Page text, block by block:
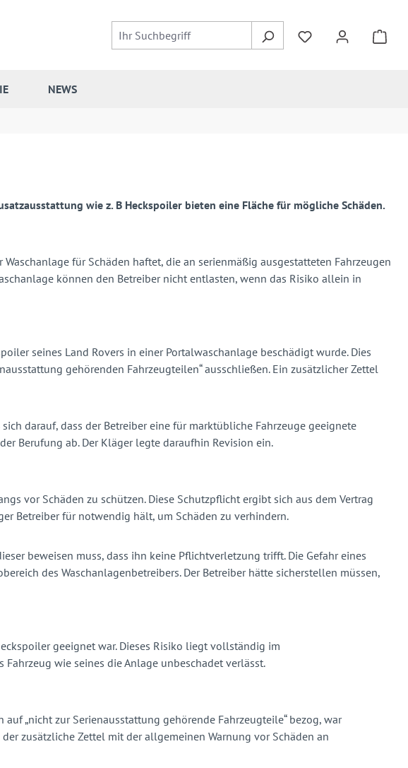
NEWS
wie z. B Heckspoiler bieten eine Fläche für mögliche Schäden.
für Schäden haftet, die an serienmäßig ausgestatteten Fahrzeugen
können den Betreiber nicht entlasten, wenn das Risiko allein in
seines Land Rovers in einer Portalwaschanlage beschädigt wurde. Dies
gehörenden Fahrzeugteilen“ ausschließen. Ein zusätzlicher Zettel
darauf, dass der Betreiber eine für marktübliche Fahrzeuge geeignete
Berufung ab. Der Kläger legte daraufhin Revision ein.
vor Schäden zu schützen. Diese Schutzpflicht ergibt sich aus dem Vertrag
Betreiber für notwendig hält, um Schäden zu verhindern.
beweisen muss, dass ihn keine Pflichtverletzung trifft. Die Gefahr eines
des Waschanlagenbetreibers. Der Betreiber hätte sicherstellen müssen,
geeignet war. Dieses Risiko liegt vollständig im
wie seines die Anlage unbeschadet verlässt.
„nicht zur Serienausstattung gehörende Fahrzeugteile“ bezog, war
zusätzliche Zettel mit der allgemeinen Warnung vor Schäden an